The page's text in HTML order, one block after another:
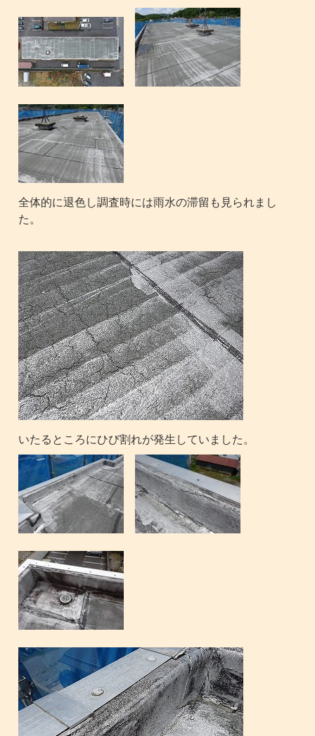
全体的に退色し調査時には雨水の滞留も見られまし
た。
いたるところにひび割れが発生していました。